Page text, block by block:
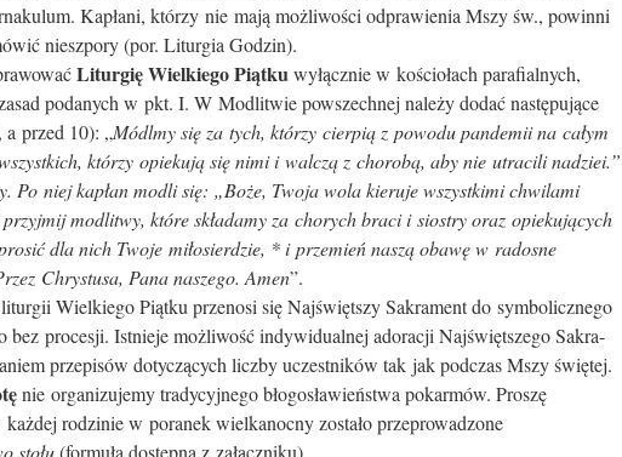
Kapłani, którzy nie mają możli­wości odprawienia Mszy św., powinni
nieszpory (por. Liturgia Godzin).
Liturgię Wielkiego Piątkuwyłącznie w kościołach parafialnych,
podanych w pkt. I. W Modlitwie powszechnej należy dodać następujące
przed 10): „Módlmy się za tych, którzy cierpią z powodu pandemii na całym
którzy opiekują się nimi i walczą z chorobą, aby nie utracili nadziei.”
Po niej kapłan modli się: „Boże, Twoja wola kieruje wszystkimi chwilami
przyjmij modlitwy, które składamy za chorych braci i siostry oraz opiekujących
dla nich Twoje miłosierdzie, * i przemień naszą obawę w radosne
Chrystusa, Pana naszego. Amen”.
Wielkiego Piątku przenosi się Najświętszy Sakrament do symbolicznego
bez procesji. Istnieje możliwość indywidualnej adoracji Najświętszego Sakra­
przepisów dotyczących liczby uczestników tak jak podczas Mszy świętej.
nie organizujemy tradycyjnego błogosławieństwa pokarmów. Proszę
rodzinie w poranek wielkanocny zostało przeprowadzone
stołu(formuła dostępna z załączniku).